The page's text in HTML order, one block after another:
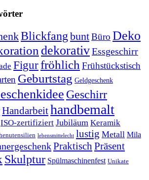
Blickfang buntBüro Deko
dekorativEssgeschirr
Figurfröhlich Frühstückstisch
Geburtstag Geldgeschenk
Geschirr
Handarbeithandbemalt
ISO-zertifiziert Jubiläum Keramik
lebensmittelecht lustig Metall Mila
Praktisch Präsent
Skulptur Spülmaschinenfest Unikate